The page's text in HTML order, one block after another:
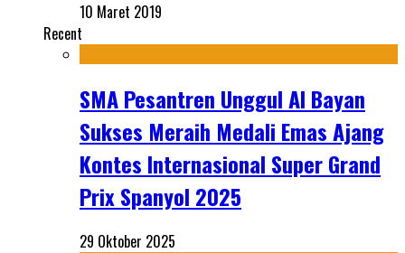
10 Maret 2019
Recent
SMA Pesantren Unggul Al Bayan
Sukses Meraih Medali Emas Ajang
Kontes Internasional Super Grand
Prix Spanyol 2025
29 Oktober 2025